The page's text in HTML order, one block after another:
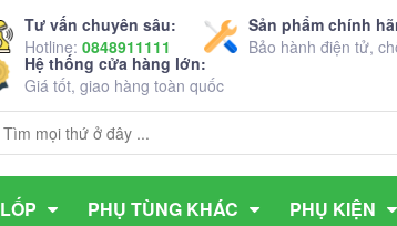
Tư vấn chuyên sâu:
Hotline: 0848911111
Sản phẩm chính
Bảo hành điện tử,
Hệ thống cửa hàng lớn:
Giá tốt, giao hàng toàn quốc
LỐP PHỤ TÙNG KHÁC PHỤ KIỆN